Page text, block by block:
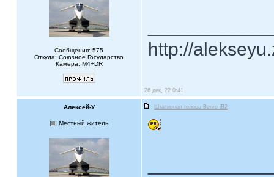
Сообщения: 575
Откуда: Союзное Государство
Камера: M4+DR
http://
26 дек, 22 0:41
Алексей-У Штативная голова Benro iB2
[ ] Местный житель